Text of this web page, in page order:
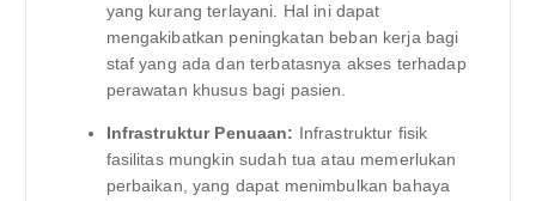
yang kurang terlayani. Hal ini dapat
mengakibatkan peningkatan beban kerja bagi
staf yang ada dan terbatasnya akses terhadap
perawatan khusus bagi pasien.
Infrastruktur Penuaan: Infrastruktur fisik
fasilitas mungkin sudah tua atau memerlukan
perbaikan, yang dapat menimbulkan bahaya